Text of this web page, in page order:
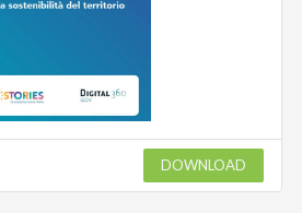
DOWNLOAD